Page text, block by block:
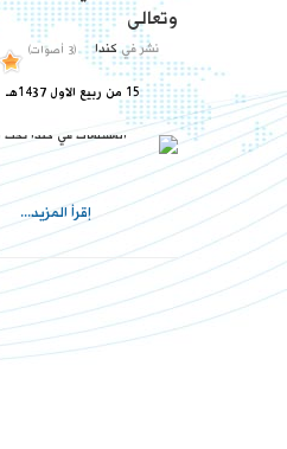
وتعالى
نشر في كندا (3 أصوات)
15 من ربيع الاول 1437هـ
إقرأ المزيد...